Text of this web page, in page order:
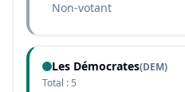
Non-votant
Les Démocrates(DEM)
Total : 5